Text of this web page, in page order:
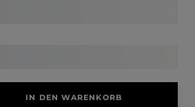
IN DEN WARENKORB